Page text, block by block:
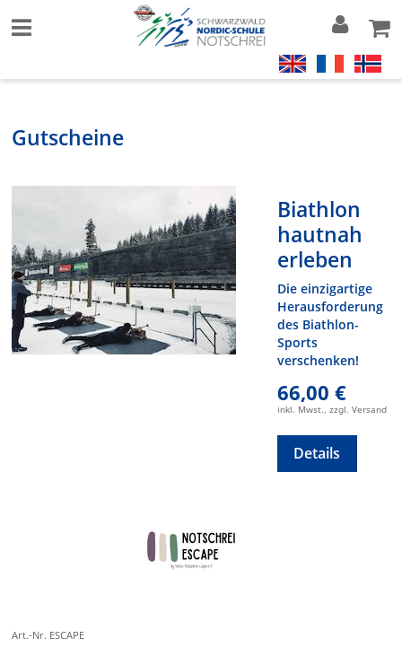
Gutscheine
Biathlon
hautnah
erleben
Die einzigartige
Herausforderung
des Biathlon-
Sports
verschenken!
66,00 €
inkl. Mwst., zzgl. Versand
Details
Art.-Nr. ESCAPE